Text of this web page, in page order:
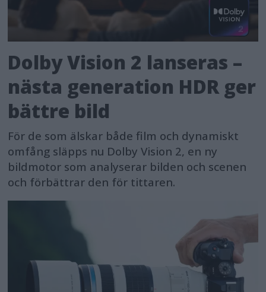
Dolby Vision 2 lanseras –
nästa generation HDR ger
bättre bild
För de som älskar både film och dynamiskt
omfång släpps nu Dolby Vision 2, en ny
bildmotor som analyserar bilden och scenen
och förbättrar den för tittaren.